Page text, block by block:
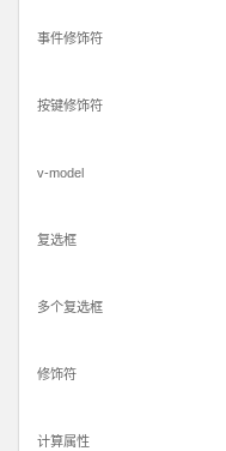
事件修饰符
按键修饰符
v-model
复选框
多个复选框
修饰符
计算属性